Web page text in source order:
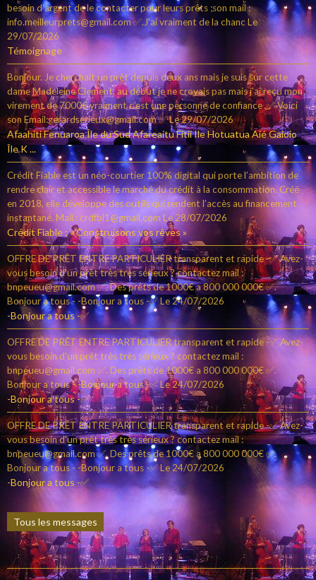
besoin d'argent de le contacter pour leurs prêts ;son mail :
info.meilleurprets@gmail.com ✅.J'ai vraiment de la chancLe
29/07/2026
Témoignage
Bonjour. Je cherchait un prêt depuis deux ans mais je suis sur cette
dame Madeleine Clement, au début je ne croyais pas mais j'ai reçu mon
virement de 7000€ vraiment c’est une personne de confiance ,✅ Voici
son Email:gerardserieux@gmail.com ✅Le 29/07/2026
Afaahiti Fenuaroa Île du Sud Afareaitu Fitii Ile Hotuatua Aié Gaioio
Île K ...
Crédit Fiable est un néo-courtier 100% digital qui porte l’ambition de
rendre clair et accessible le marché du crédit à la consommation. Créé
en 2018, elle développe des outils qui rendent l’accès au financement
instantané. Mail : crdfbl1@gmail.com Le 28/07/2026
Crédit Fiable : « Construisons vos rêves »
OFFRE DE PRÊT ENTRE PARTICULIER transparent et rapide -✅ Avez-
vous besoin d'un prêt très très sérieux ? contactez mail :
bnpeueu@gmail.com ✅. Des prêts de 1000€ a 800 000 000€ ✅.
Bonjour a tous - -Bonjour a tous -✅Le 24/07/2026
-Bonjour a tous -✅
OFFRE DE PRÊT ENTRE PARTICULIER transparent et rapide -✅ Avez-
vous besoin d'un prêt très très sérieux ? contactez mail :
bnpeueu@gmail.com ✅. Des prêts de 1000€ a 800 000 000€ ✅.
Bonjour a tous - -Bonjour a tous -✅Le 24/07/2026
-Bonjour a tous -✅
OFFRE DE PRÊT ENTRE PARTICULIER transparent et rapide -✅ Avez-
vous besoin d'un prêt très très sérieux ? contactez mail :
bnpeueu@gmail.com ✅. Des prêts de 1000€ a 800 000 000€ ✅.
Bonjour a tous - -Bonjour a tous -✅Le 24/07/2026
-Bonjour a tous -✅
Tous les messages